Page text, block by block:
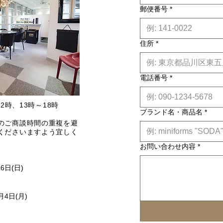
時、13時～18時
ご商談時間の重複を避
ださいますよう宜しく
日(日)
4日(月)
郵便番号 *
住所 *
電話番号 *
ブランド名・商品名 *
お問い合わせ内容 *